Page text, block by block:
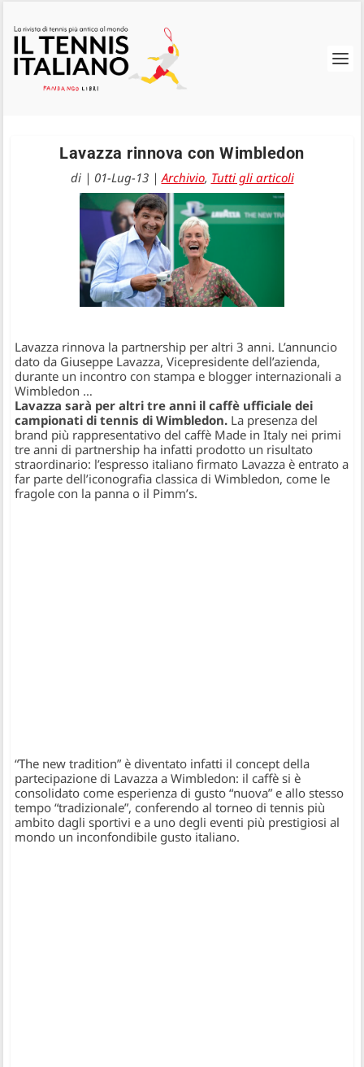
Lavazza rinnova con Wimbledon
di | 01-Lug-13|Archivio, Tutti gli articoli
Lavazza rinnova la partnership per altri 3 anni. L’annuncio
dato da Giuseppe Lavazza, Vicepresidente dell’azienda,
durante un incontro con stampa e blogger internazionali a
Wimbledon …
Lavazza sarà per altri tre anni il caffè ufficiale dei
campionati di tennis di Wimbledon. La presenza del
brand più rappresentativo del caffè Made in Italy nei primi
tre anni di partnership ha infatti prodotto un risultato
straordinario: l’espresso italiano firmato Lavazza è entrato a
far parte dell’iconografia classica di Wimbledon, come le
fragole con la panna o il Pimm’s.
“The new tradition” è diventato infatti il concept della
partecipazione di Lavazza a Wimbledon: il caffè si è
consolidato come esperienza di gusto “nuova” e allo stesso
tempo “tradizionale”, conferendo al torneo di tennis più
ambito dagli sportivi e a uno degli eventi più prestigiosi al
mondo un inconfondibile gusto italiano.